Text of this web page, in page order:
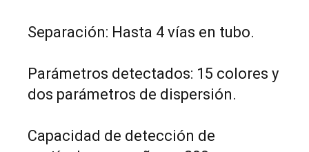
Separación: Hasta 4 vías en tubo.
Parámetros detectados: 15 colores y
dos parámetros de dispersión.
Capacidad de detección de